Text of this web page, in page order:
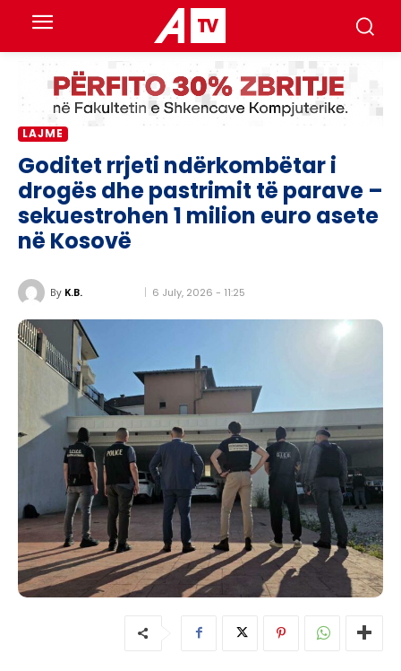
LAJME
Goditet rrjeti ndërkombëtar i
drogës dhe pastrimit të parave –
sekuestrohen 1 milion euro asete
në Kosovë
By K.B. 6 July, 2026 - 11:25